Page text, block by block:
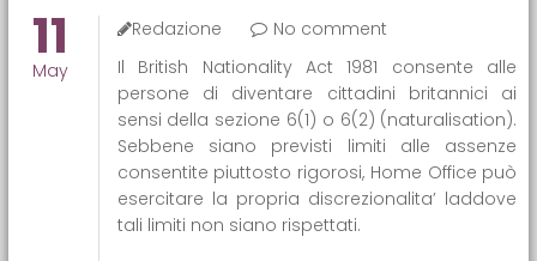
11
May
Redazione
No comment
Il British Nationality Act 1981 consente alle
persone di diventare cittadini britannici ai
sensi della sezione 6(1) o 6(2) (naturalisation).
Sebbene siano previsti limiti alle assenze
consentite piuttosto rigorosi, Home Office può
esercitare la propria discrezionalita’ laddove
tali limiti non siano rispettati.